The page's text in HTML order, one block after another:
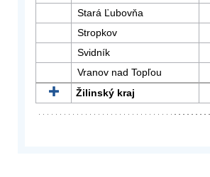
Stará Ľubovňa
Stropkov
Svidník
Vranov nad Topľou
Žilinský kraj